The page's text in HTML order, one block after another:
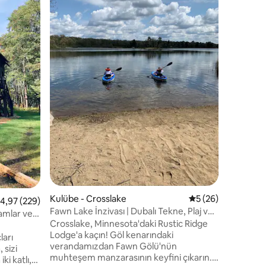
ortalama 4,97 puan, 229 değerlendirme
4,97 (229)
ve
sizi
katlı,
Kulübe - Crosslake 5 üzerinden
5 (26)
Fawn Lake İnzivası | Dubalı Tekne, Plaj ve
Oyun Odası
Crosslake, Minnesota'daki Rustic Ridge
Lodge'a kaçın! Göl kenarındaki
verandamızdan Fawn Gölü'nün
muhteşem manzarasının keyfini çıkarın.